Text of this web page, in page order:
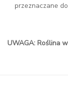
przeznaczane
UWAGA: Roślina